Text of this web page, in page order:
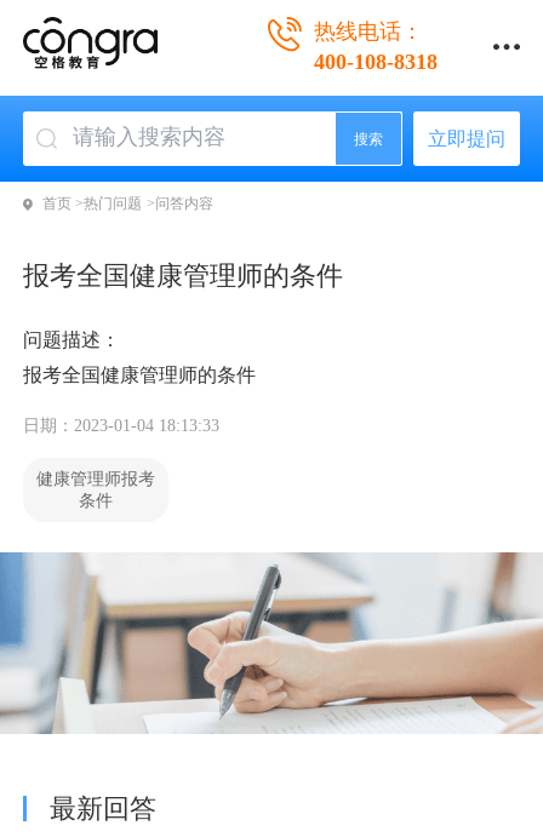
热线电话：
400-108-8318
搜索 立即提问
首页 >热门问题 >问答内容
报考全国健康管理师的条件
问题描述：
报考全国健康管理师的条件
日期：2023-01-04 18:13:33
健康管理师报考
条件
最新回答